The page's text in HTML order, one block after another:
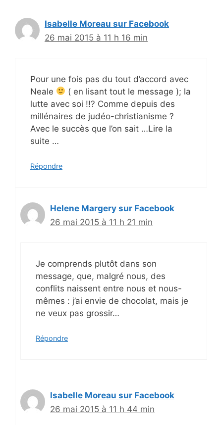
Isabelle Moreau sur Facebook
26 mai 2015 à 11 h 16 min
Pour une fois pas du tout d’accord avec
Neale
( en lisant tout le message ); la
lutte avec soi !!? Comme depuis des
millénaires de judéo-christianisme ?
Avec le succès que l’on sait …Lire la
suite …
Répondre
Helene Margery sur Facebook
26 mai 2015 à 11 h 21 min
Je comprends plutôt dans son
message, que, malgré nous, des
conflits naissent entre nous et nous-
mêmes : j’ai envie de chocolat, mais je
ne veux pas grossir…
Répondre
Isabelle Moreau sur Facebook
26 mai 2015 à 11 h 44 min